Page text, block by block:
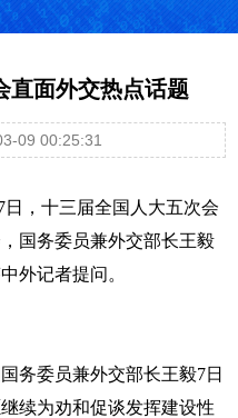
直面外交热点话题
09 00:25:31
，十三届全国人大五次会
国务委员兼外交部长王毅
外记者提问。
务委员兼外交部长王毅7日
续为劝和促谈发挥建设性